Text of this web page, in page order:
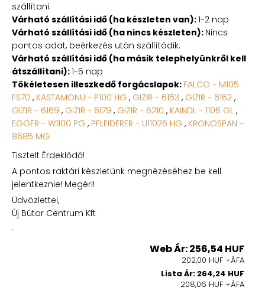
szállítani.
Várható szállítási idő (ha készleten van):1-2 nap
Várható szállítási idő (ha nincs készleten): Nincs
pontos adat, beérkezés után szállítódik.
Várható szállítási idő (ha másik telephelyünkről kell
átszállítani):1-5 nap
Tökéletesen illeszkedő forgácslapok: FALCO - M105
FS70 , KASTAMONU - P100 HG , GIZIR - 6153 , GIZIR - 6162 ,
GIZIR - 6169 , GIZIR - 6179 , GIZIR - 6210 , KAINDL - 1106 GL ,
EGGER - W1100 PG , PFLEIDERER - U11026 HG , KRONOSPAN -
8685 MG
Tisztelt Érdeklődő!
A pontos raktári készletünk megnézéséhez be kell
jelentkeznie! Megéri!
Üdvözlettel,
Új Bútor Centrum Kft
.
Web Ár: 256,54 HUF
202,00 HUF +ÁFA
Lista Ár: 264,24 HUF
208,06 HUF +ÁFA